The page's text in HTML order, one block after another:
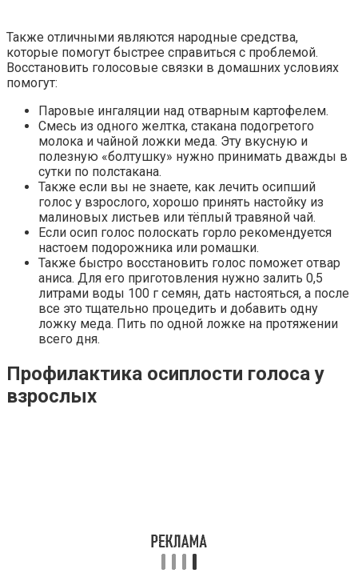
Также отличными являются народные средства,
которые помогут быстрее справиться с проблемой.
Восстановить голосовые связки в домашних условиях
помогут:
Паровые ингаляции над отварным картофелем.
Смесь из одного желтка, стакана подогретого
молока и чайной ложки меда. Эту вкусную и
полезную «болтушку» нужно принимать дважды в
сутки по полстакана.
Также если вы не знаете, как лечить осипший
голос у взрослого, хорошо принять настойку из
малиновых листьев или тёплый травяной чай.
Если осип голос полоскать горло рекомендуется
настоем подорожника или ромашки.
Также быстро восстановить голос поможет отвар
аниса. Для его приготовления нужно залить 0,5
литрами воды 100 г семян, дать настояться, а после
все это тщательно процедить и добавить одну
ложку меда. Пить по одной ложке на протяжении
всего дня.
Профилактика осиплости голоса у
взрослых